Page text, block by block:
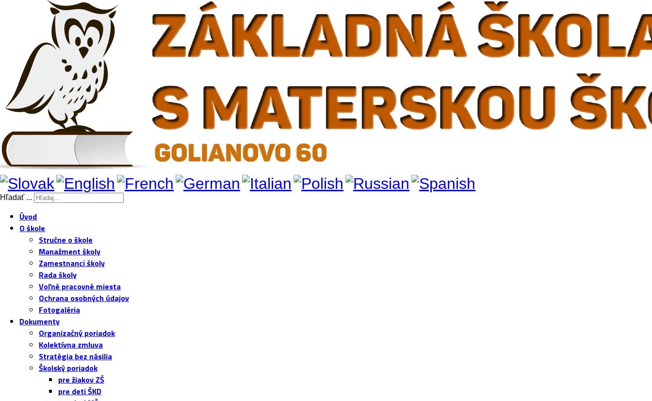
Hľadať ...
Úvod
O škole
Stručne o škole
Manažment školy
Zamestnanci školy
Rada školy
Voľné pracovné miesta
Ochrana osobných údajov
Fotogaléria
Dokumenty
Organizačný poriadok
Kolektívna zmluva
Stratégia bez násilia
Školský poriadok
pre žiakov ZŠ
pre deti ŠKD